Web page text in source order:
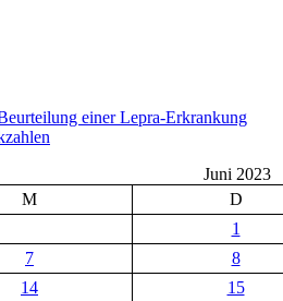
einer Lepra-Erkrankung
Juni 2023
M D
1
7 8
14 15